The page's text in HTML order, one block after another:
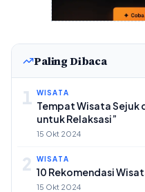
Paling Dibaca
1 WISATA
Tempat Wisata Sejuk
untuk Relaksasi”
15 Okt 2024
2 WISATA
10 Rekomendasi
15 Okt 2024